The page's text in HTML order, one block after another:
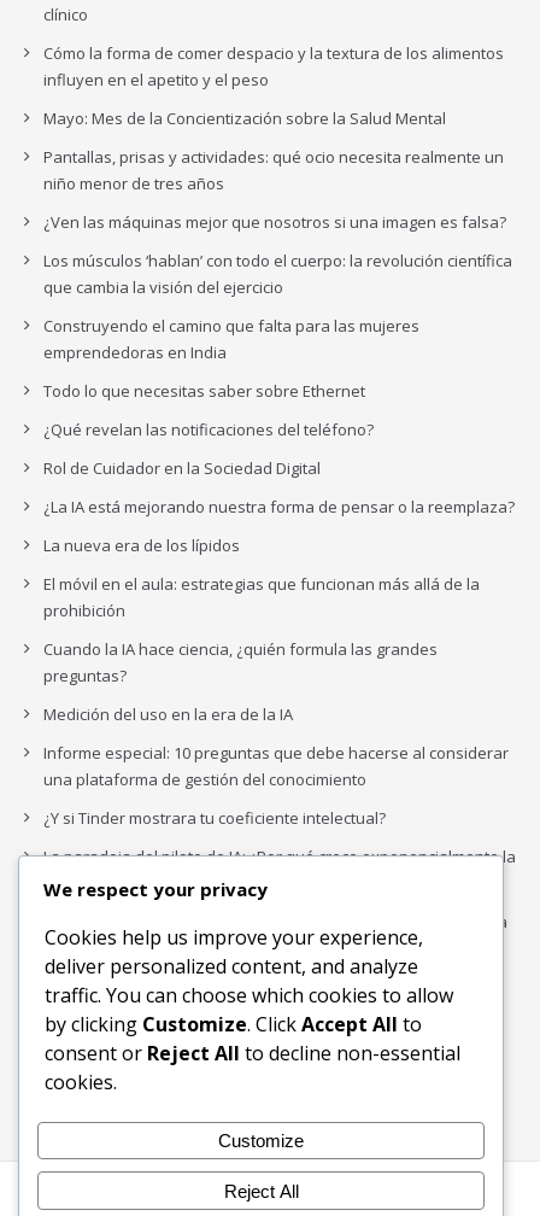
clínico
Cómo la forma de comer despacio y la textura de los alimentos
influyen en el apetito y el peso
Mayo: Mes de la Concientización sobre la Salud Mental
Pantallas, prisas y actividades: qué ocio necesita realmente un
niño menor de tres años
¿Ven las máquinas mejor que nosotros si una imagen es falsa?
Los músculos ‘hablan’ con todo el cuerpo: la revolución científica
que cambia la visión del ejercicio
Construyendo el camino que falta para las mujeres
emprendedoras en India
Todo lo que necesitas saber sobre Ethernet
¿Qué revelan las notificaciones del teléfono?
Rol de Cuidador en la Sociedad Digital
¿La IA está mejorando nuestra forma de pensar o la reemplaza?
La nueva era de los lípidos
El móvil en el aula: estrategias que funcionan más allá de la
prohibición
Cuando la IA hace ciencia, ¿quién formula las grandes
preguntas?
Medición del uso en la era de la IA
Informe especial: 10 preguntas que debe hacerse al considerar
una plataforma de gestión del conocimiento
¿Y si Tinder mostrara tu coeficiente intelectual?
La paradoja del piloto de IA: ¿Por qué crece exponencialmente la
complejidad de la IA empresarial?
Los organigramas de marketing se crearon para los canales. La
IA acaba de dejarlos obsoletos.
Buscar
Buscar
Inicio Blog Bloques Temáticos
We respect your privacy
Cookies help us improve your experience,
deliver personalized content, and analyze
traffic. You can choose which cookies to allow
by clicking Customize. ClickAccept All to
consent or Reject All to decline non-essential
cookies.
Customize
Reject All